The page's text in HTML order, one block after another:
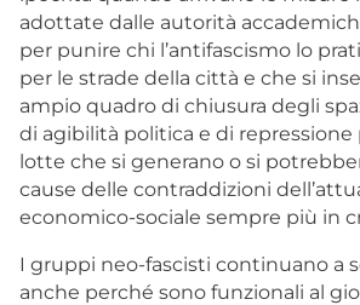
adottate dalle autorità
per punire chi l’antifascismo lo
per le strade della città e che si
ampio quadro di chiusura degli
di agibilità politica e di
lotte che si generano o si
cause delle contraddizioni
economico-sociale sempre più in
I gruppi neo-fascisti continuano a
anche perché sono funzionali al